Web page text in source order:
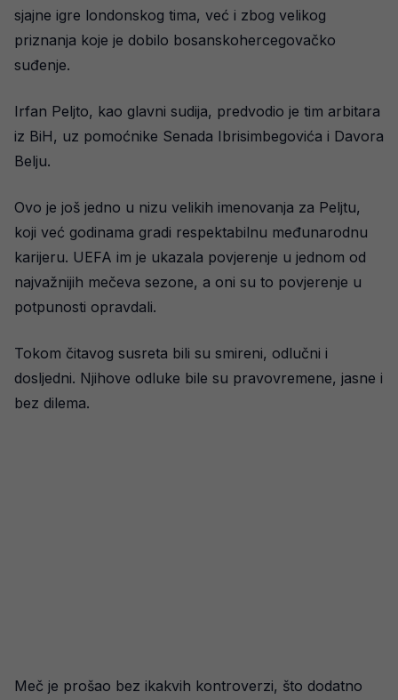
sjajne igre londonskog tima, već i zbog velikog
priznanja koje je dobilo bosanskohercegovačko
suđenje.
Irfan Peljto, kao glavni sudija, predvodio je tim arbitara
iz BiH, uz pomoćnike Senada Ibrisimbegovića i Davora
Belju.
Ovo je još jedno u nizu velikih imenovanja za Peljtu,
koji već godinama gradi respektabilnu međunarodnu
karijeru. UEFA im je ukazala povjerenje u jednom od
najvažnijih mečeva sezone, a oni su to povjerenje u
potpunosti opravdali.
Tokom čitavog susreta bili su smireni, odlučni i
dosljedni. Njihove odluke bile su pravovremene, jasne i
bez dilema.
Meč je prošao bez ikakvih kontroverzi, što dodatno